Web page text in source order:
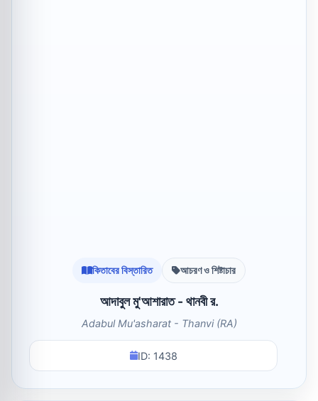
কিতাবের বিস্তারিত আচরণ ও শিষ্টাচার
আদাবুল মু'আশারাত - থানবী র.
Adabul Mu'asharat - Thanvi (RA)
ID: 1438